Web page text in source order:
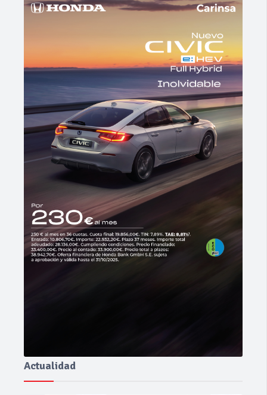
Actualidad